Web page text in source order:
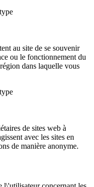
au site de se souvenir
ou le fonctionnement du
dans laquelle vous
de sites web à
avec les sites en
de manière anonyme.